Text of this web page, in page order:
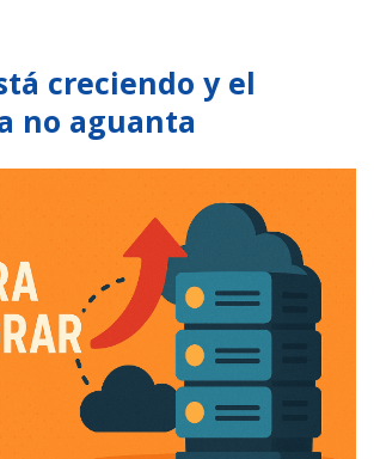
creciendo y el
no aguanta